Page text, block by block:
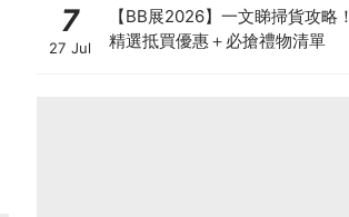
7
27 Jul
【BB展2026】一文睇掃貨攻略！
精選抵買優惠＋必搶禮物清單